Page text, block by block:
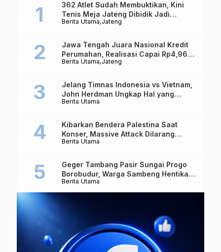
Berita Utama Jateng
362 Atlet Sudah Membuktikan, Kini
Tenis Meja Jateng Dibidik Jadi
Kekuatan Nasional
Berita Utama Jateng
Jawa Tengah Juara Nasional Kredit
Perumahan, Realisasi Capai Rp4,96
Triliun
Berita Utama
Jelang Timnas Indonesia vs Vietnam,
John Herdman Ungkap Hal yang
Dipertaruhkan
Berita Utama
Kibarkan Bendera Palestina Saat
Konser, Massive Attack Dilarang
Masuk Singapura Lagi
Berita Utama
Geger Tambang Pasir Sungai Progo
Borobudur, Warga Sambeng Hentikan
Alat Berat dan Usir Truk